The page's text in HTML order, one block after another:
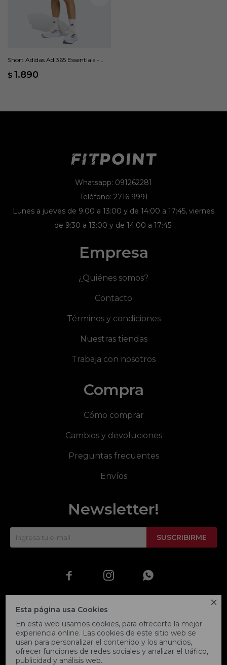

Esta página usa Cookies
En esta web usamos cookies, para ofrecerte la mejor
experiencia online. Las cookies de este sitio web se
usan para personalizar el contenido y los anuncios,
ofrecer funciones de redes sociales y analizar el tráfico,
publicidad y análisis web.
Short Adidas Adi365 Essentials -
$ 1.890
Whatsapp: 091262281
Teléfono: 2716 9991
Lunes a jueves de 9:00 a 13:00 y de 14:00 a 17:45, viernes
de 9:30 a 13:00 y de 14:00 a 17:45.
Empresa
¿Quiénes somos?
Contacto
Términos y condiciones
Nuestras tiendas
Trabaja con nosotros
Compra
Cómo comprar
Cambios y devoluciones
Preguntas frecuentes
Envíos
Newsletter!
SUSCRIBIRME
  